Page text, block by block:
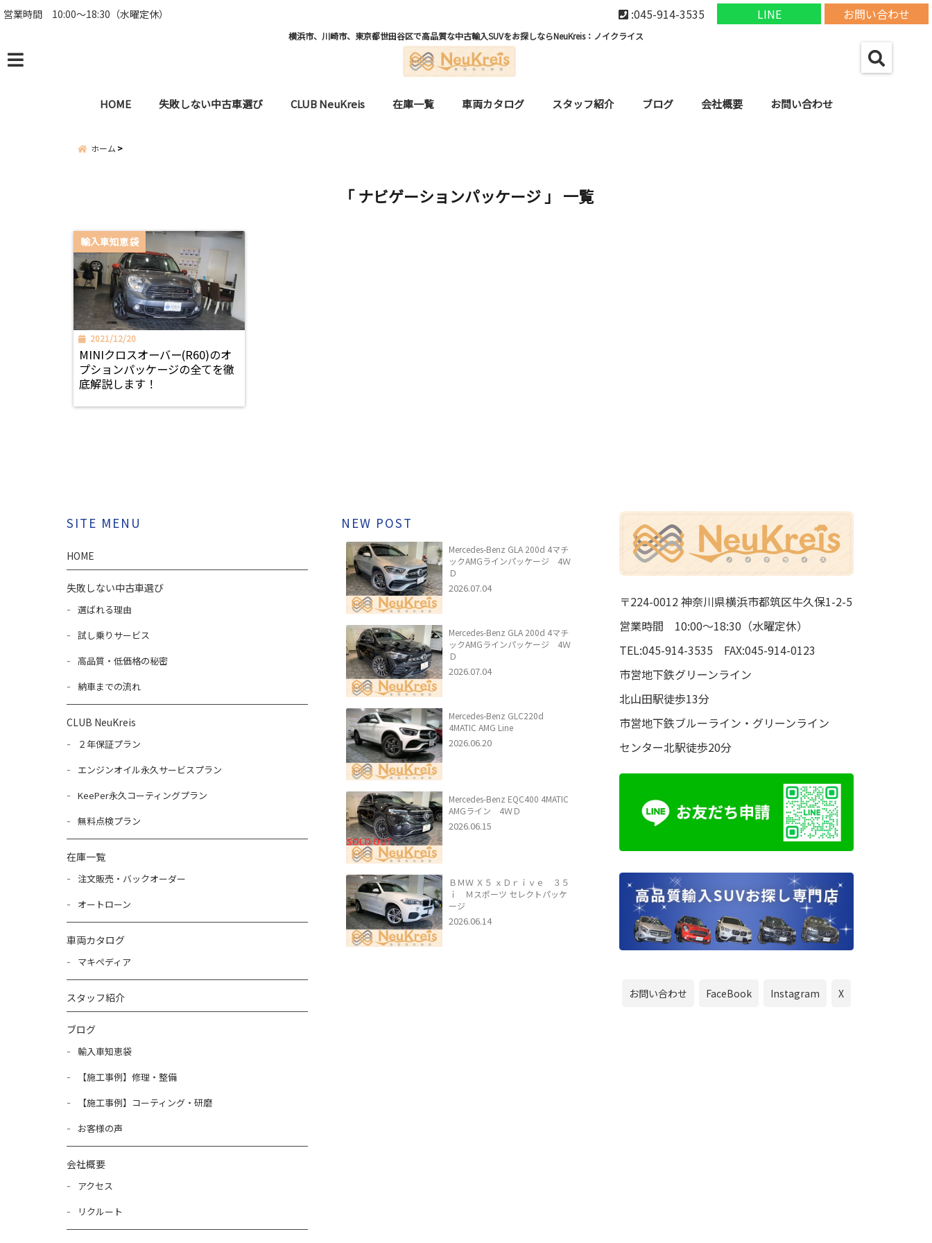
営業時間 10:00～18:30（水曜定休） お問い合わせ
LINE
:045-914-3535
横浜市、川崎市、東京都世田谷区で高品質な中古輸入SUVをお探しならNeuKreis：ノイクライス
HOME 失敗しない中古車選び CLUB NeuKreis 在庫一覧 車両カタログ スタッフ紹介 ブログ 会社概要 お問い合わせ
ホーム
「 ナビゲーションパッケージ 」 一覧
輸入車知恵袋
2021/12/20
MINIクロスオーバー(R60)のオ
プションパッケージの全てを徹
底解説します！
SITE MENU
HOME
失敗しない中古車選び
選ばれる理由
試し乗りサービス
高品質・低価格の秘密
納車までの流れ
CLUB NeuKreis
２年保証プラン
エンジンオイル永久サービスプラン
KeePer永久コーティングプラン
無料点検プラン
在庫一覧
注文販売・バックオーダー
オートローン
車両カタログ
マキペディア
スタッフ紹介
ブログ
輸入車知恵袋
【施工事例】修理・整備
【施工事例】コーティング・研磨
お客様の声
会社概要
アクセス
リクルート
NEW POST
Mercedes-Benz GLA 200d 4マチ
ックAMGラインパッケージ 4Ｗ
Ｄ
2026.07.04
Mercedes-Benz GLA 200d 4マチ
ックAMGラインパッケージ 4Ｗ
Ｄ
2026.07.04
Mercedes-Benz GLC220d
4MATIC AMG Line
2026.06.20
Mercedes-Benz EQC400 4MATIC
AMGライン 4ＷＤ
2026.06.15
ＢＭＷ Ｘ５ ｘＤｒｉｖｅ ３５
ｉ Ｍスポーツ セレクトパッケ
ージ
2026.06.14
〒224-0012 神奈川県横浜市都筑区牛久保1-2-5
営業時間 10:00～18:30（水曜定休）
TEL:045-914-3535 FAX:045-914-0123
市営地下鉄グリーンライン
北山田駅徒歩13分
市営地下鉄ブルーライン・グリーンライン
センター北駅徒歩20分
お問い合わせ FaceBook Instagram X